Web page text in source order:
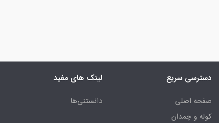
دسترسی سریع
صفحه اصلی
کوله و چمدان
لینک های مفید
دانستنی‌ها